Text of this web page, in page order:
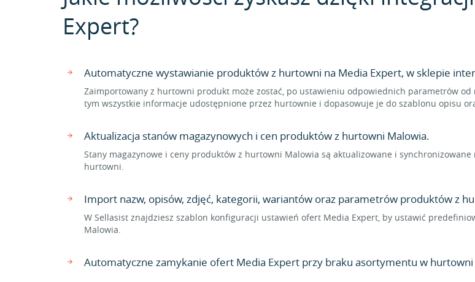
Expert?
Automatyczne wystawianie produktów z hurtowni na Media Expert, w sklepie
Zaimportowany z hurtowni produkt może zostać, po ustawieniu odpowiednich parametrów
tym wszystkie informacje udostępnione przez hurtownie i dopasowuje je do szablonu opisu
Aktualizacja stanów magazynowych i cen produktów z hurtowni Malowia.
Stany magazynowe i ceny produktów z hurtowni Malowia są aktualizowane i
hurtowni.
Import nazw, opisów, zdjęć, kategorii, wariantów oraz parametrów produktów z
W Sellasist znajdziesz szablon konfiguracji ustawień ofert Media Expert, by ustawić
Malowia.
Automatyczne zamykanie ofert Media Expert przy braku asortymentu w hurtowni